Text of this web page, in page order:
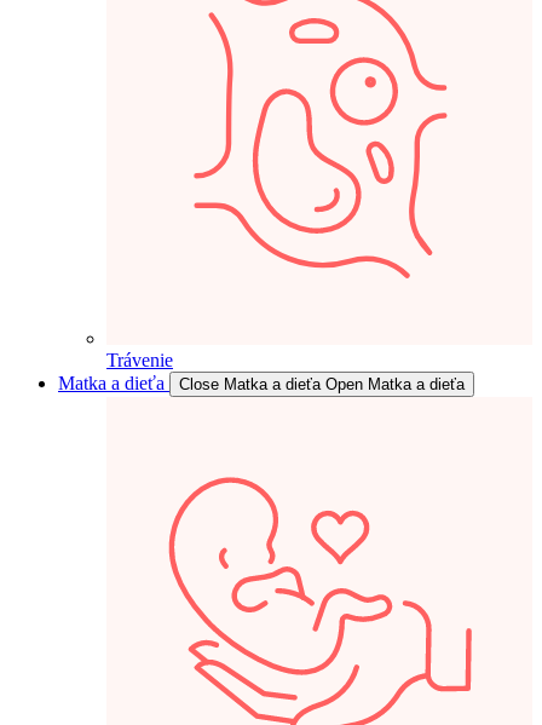
Trávenie
Matka a dieťa
Close Matka a dieťa Open Matka a dieťa